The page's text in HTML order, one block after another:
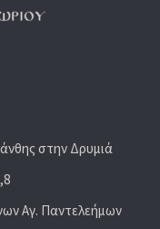
στην Δρυμιά
Αγ. Παντελεήμων